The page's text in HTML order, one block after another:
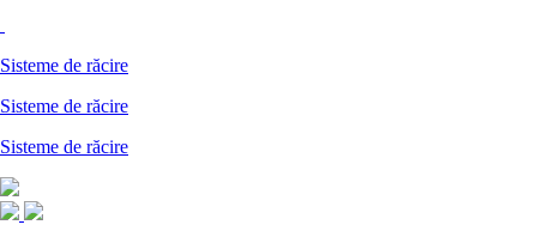
Sisteme de răcire
Sisteme de răcire
Sisteme de răcire